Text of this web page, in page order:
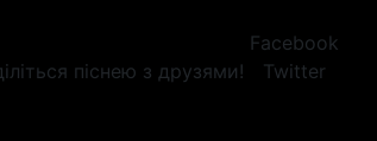
піснею з друзями!
Facebook
Twitter